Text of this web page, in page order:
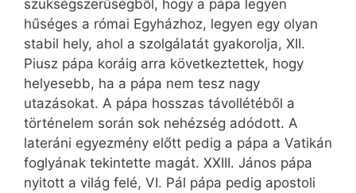
szükségszerűségből, hogy a pápa legyen
hűséges a római Egyházhoz, legyen egy olyan
stabil hely, ahol a szolgálatát gyakorolja, XII.
Piusz pápa koráig arra következtettek, hogy
helyesebb, ha a pápa nem tesz nagy
utazásokat. A pápa hosszas távollétéből a
történelem során sok nehézség adódott. A
lateráni egyezmény előtt pedig a pápa a Vatikán
foglyának tekintette magát. XXIII. János pápa
nyitott a világ felé, VI. Pál pápa pedig apostoli